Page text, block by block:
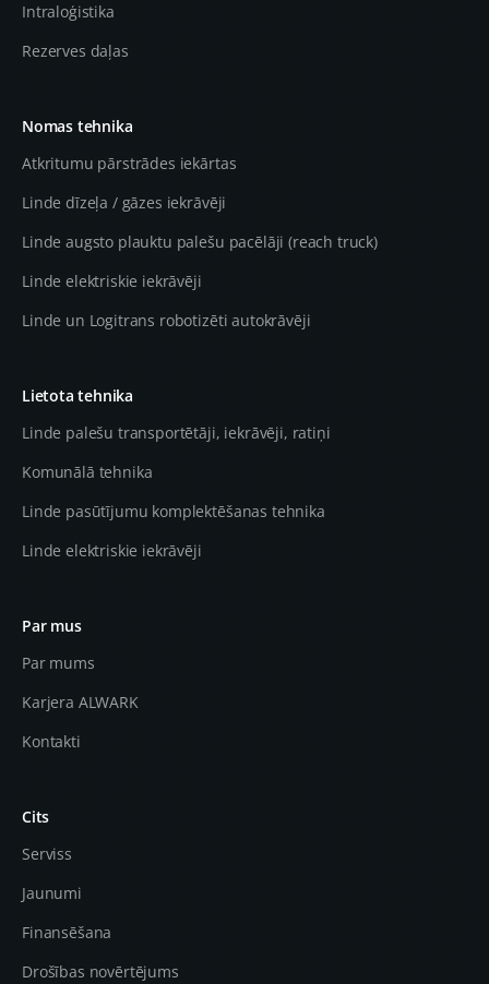
Intraloģistika
Rezerves daļas
Nomas tehnika
Atkritumu pārstrādes iekārtas
Linde dīzeļa / gāzes iekrāvēji
Linde augsto plauktu palešu pacēlāji (reach truck)
Linde elektriskie iekrāvēji
Linde un Logitrans robotizēti autokrāvēji
Lietota tehnika
Linde palešu transportētāji, iekrāvēji, ratiņi
Komunālā tehnika
Linde pasūtījumu komplektēšanas tehnika
Linde elektriskie iekrāvēji
Par mus
Par mums
Karjera ALWARK
Kontakti
Cits
Serviss
Jaunumi
Finansēšana
Drošības novērtējums